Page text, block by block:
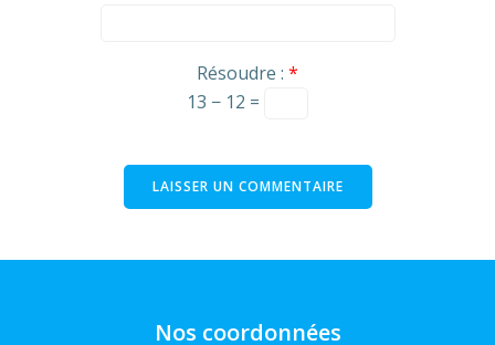
Résoudre : *
13 − 12 =
Nos coordonnées